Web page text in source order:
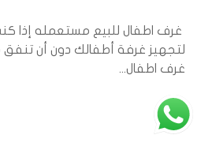
غرف اطفال للبيع مستعمله إذا
لتجهيز غرفة أطفالك دون أن تنفق
غرف اطفال...